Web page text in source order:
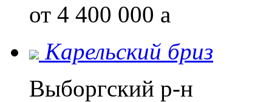
от 4 400 000 a
Карельский бриз
Выборгский р-н